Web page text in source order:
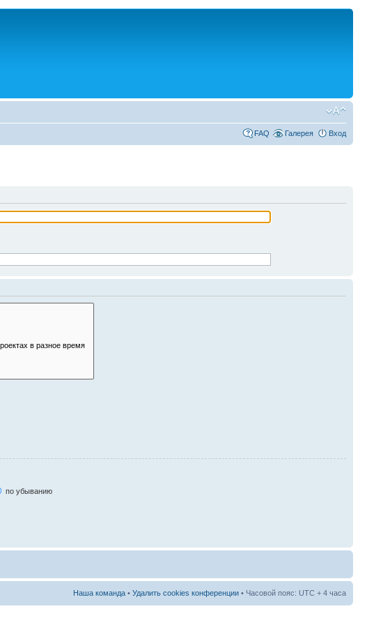
FAQ Галерея Вход
по убыванию
Наша команда • Удалить cookies конференции • Часовой пояс: UTC + 4 часа